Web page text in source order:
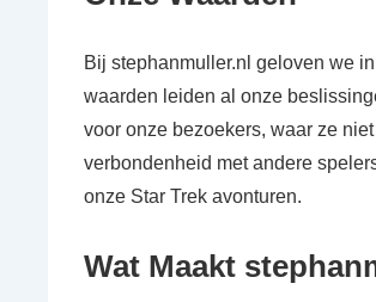
Bij stephanmuller.nl geloven we
waarden leiden al onze
voor onze bezoekers, waar ze
verbondenheid met andere
onze Star Trek avonturen.
Wat Maakt